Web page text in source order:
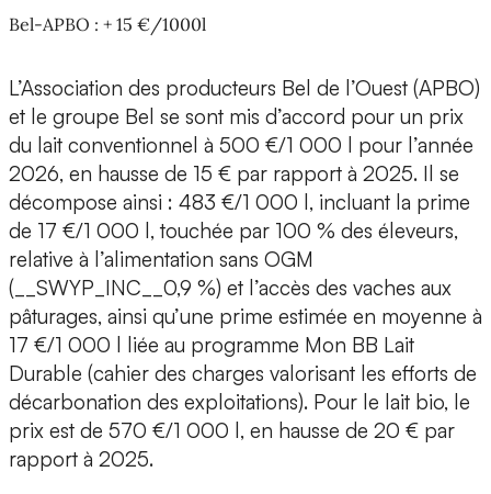
Bel-APBO : + 15 €/1000l
L’Association des producteurs Bel de l’Ouest (APBO)
et le groupe Bel se sont mis d’accord pour un prix
du lait conventionnel à 500 €/1 000 l pour l’année
2026, en hausse de 15 € par rapport à 2025. Il se
décompose ainsi : 483 €/1 000 l, incluant la prime
de 17 €/1 000 l, touchée par 100 % des éleveurs,
relative à l’alimentation sans OGM
(__SWYP_INC__0,9 %) et l’accès des vaches aux
pâturages, ainsi qu’une prime estimée en moyenne à
17 €/1 000 l liée au programme Mon BB Lait
Durable (cahier des charges valorisant les efforts de
décarbonation des exploitations). Pour le lait bio, le
prix est de 570 €/1 000 l, en hausse de 20 € par
rapport à 2025.